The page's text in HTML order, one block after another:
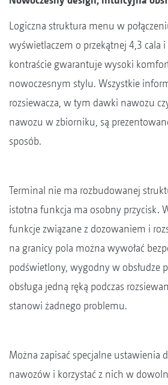
Logiczna struktura menu w
wyświetlaczem o przekątnej 4,3 cala
kontraście gwarantuje wysoki
nowoczesnym stylu. Wszystkie
rozsiewacza, w tym dawki nawozu
nawozu w zbiorniku, są
sposób.
Terminal nie ma rozbudowanej
istotna funkcja ma osobny przycisk.
funkcje związane z dozowaniem i
na granicy pola można wywołać
podświetlony, wygodny w obsłudze
obsługa jedną ręką podczas
stanowi żadnego problemu.
Można zapisać specjalne ustawienia
nawozów i korzystać z nich w